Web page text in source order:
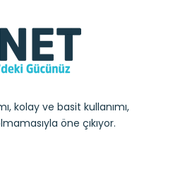
kolay ve basit kullanımı,
öne çıkıyor.